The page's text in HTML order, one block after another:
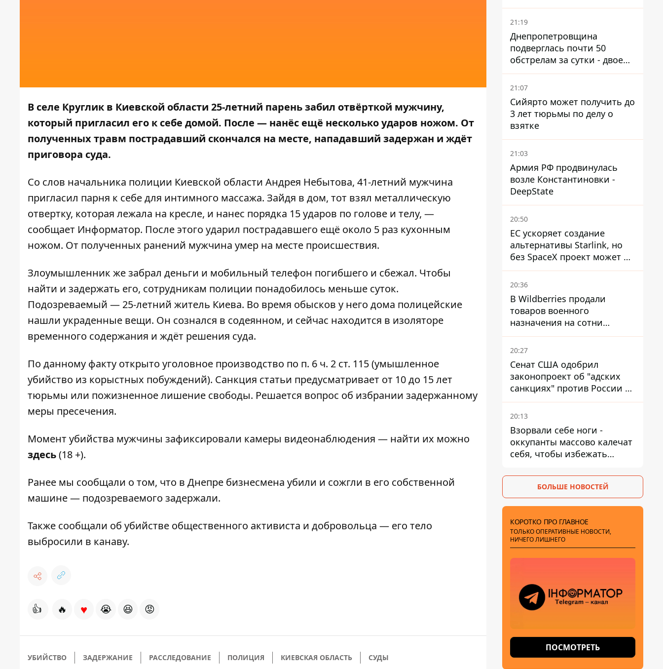
В селе Круглик в Киевской области 25-летний парень забил отвёрткой мужчину,
который пригласил его к себе домой. После — нанёс ещё несколько ударов ножом. От
полученных травм пострадавший скончался на месте, нападавший задержан и ждёт
приговора суда.
Со слов начальника полиции Киевской области Андрея Небытова, 41-летний мужчина
пригласил парня к себе для интимного массажа. Зайдя в дом, тот взял металлическую
отвертку, которая лежала на кресле, и нанес порядка 15 ударов по голове и телу, —
сообщает Информатор. После этого ударил пострадавшего ещё около 5 раз кухонным
ножом. От полученных ранений мужчина умер на месте происшествия.
Злоумышленник же забрал деньги и мобильный телефон погибшего и сбежал. Чтобы
найти и задержать его, сотрудникам полиции понадобилось меньше суток.
Подозреваемый — 25-летний житель Киева. Во время обысков у него дома полицейские
нашли украденные вещи. Он сознался в содеянном, и сейчас находится в изоляторе
временного содержания и ждёт решения суда.
По данному факту открыто уголовное производство по п. 6 ч. 2 ст. 115 (умышленное
убийство из корыстных побуждений). Санкция статьи предусматривает от 10 до 15 лет
тюрьмы или пожизненное лишение свободы. Решается вопрос об избрании задержанному
меры пресечения.
Момент убийства мужчины зафиксировали камеры видеонаблюдения — найти их можно
здесь(18 +).
Ранее мы сообщали о том, что в Днепре бизнесмена убили и сожгли в его собственной
машине — подозреваемого задержали.
Также сообщали об убийстве общественного активиста и добровольца — его тело
выбросили в канаву.
👍 🔥 ♥ 😭 😆 😡
УБИЙСТВО ЗАДЕРЖАНИЕ РАССЛЕДОВАНИЕ ПОЛИЦИЯ КИЕВСКАЯ ОБЛАСТЬ СУДЫ
21:19
Днепропетровщина
подверглась почти 50
обстрелам за сутки - двое
погибших, шесть
пострадавших
21:07
Сийярто может получить до
3 лет тюрьмы по делу о
взятке
21:03
Армия РФ продвинулась
возле Константиновки -
DeepState
20:50
ЕС ускоряет создание
альтернативы Starlink, но
без SpaceX проект может не
обойтись
20:36
В Wildberries продали
товаров военного
назначения на сотни
миллионов, но удары ВСУ
изменили ситуацию
20:27
Сенат США одобрил
законопроект об "адских
санкциях" против России и
Ирана
20:13
Взорвали себе ноги -
оккупанты массово калечат
себя, чтобы избежать
БОЛЬШЕ НОВОСТЕЙ
КОРОТКО ПРО ГЛАВНОЕ
ТОЛЬКО ОПЕРАТИВНЫЕ НОВОСТИ,
НИЧЕГО ЛИШНЕГО
ПОСМОТРЕТЬ